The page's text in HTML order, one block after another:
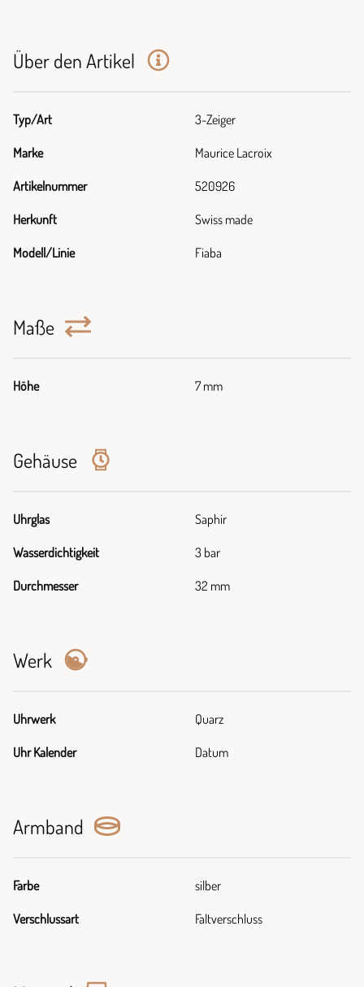
Über den Artikel
Typ/Art 3-Zeiger
Marke Maurice Lacroix
Artikelnummer 520926
Herkunft Swiss made
Modell/Linie Fiaba
Maße
Höhe 7 mm
Gehäuse
Uhrglas Saphir
Wasserdichtigkeit 3 bar
Durchmesser 32 mm
Werk
Uhrwerk Quarz
Uhr Kalender Datum
Armband
Farbe silber
Verschlussart Faltverschluss